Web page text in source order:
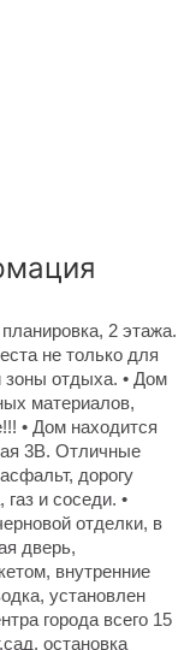
2 этажа.
не только для
зоны отдыха. • Дом
материалов,
• Дом находится
3В. Отличные
дорогу
и соседи. •
отделки, в
дверь,
внутренние
установлен
города всего 15
остановка